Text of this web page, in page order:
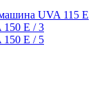
UVA 115 E
150 E / 3
150 E / 5